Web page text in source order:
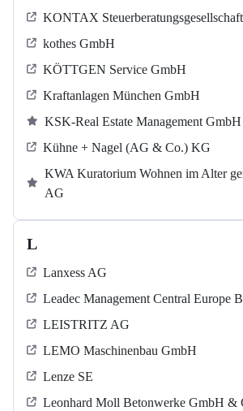
KONTAX
kothes GmbH
KÖTTGEN Service GmbH
Kraftanlagen München GmbH
KSK-Real Estate Management GmbH
Kühne + Nagel (AG & Co.) KG
KWA Kuratorium Wohnen im Alter
AG
L
Lanxess AG
Leadec Management Central Europe
LEISTRITZ AG
LEMO Maschinenbau GmbH
Lenze SE
Leonhard Moll Betonwerke GmbH &